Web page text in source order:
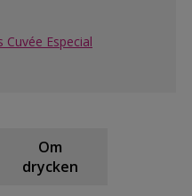
Cuvée Especial
Om
drycken